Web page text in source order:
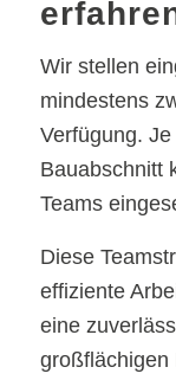
Wir stellen
mindestens
Verfügung.
Bauabschnitt
Teams
Diese
effiziente
eine
großflächigen